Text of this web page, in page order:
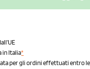
in Italia*
per gli ordini effettuati entro